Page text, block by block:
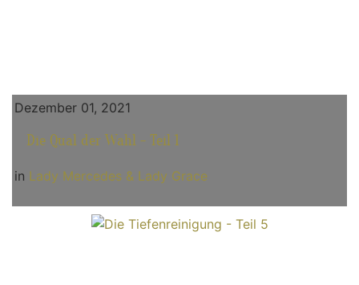
Dezember 01, 2021
Die Qual der Wahl - Teil 1
in Lady Mercedes & Lady Grace